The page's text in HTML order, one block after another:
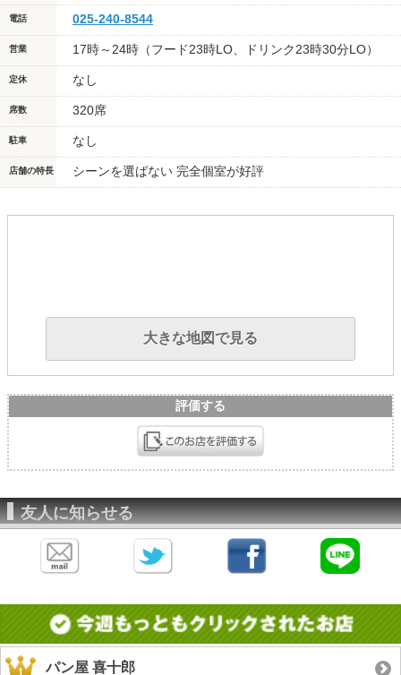
電話 025-240-8544
営業 17時～24時（フード23時LO、ドリンク23時30分LO）
定休 なし
席数 320席
駐車 なし
店舗の特長 シーンを選ばない 完全個室が好評
大きな地図で見る
評価する
友人に知らせる
パン屋 喜十郎